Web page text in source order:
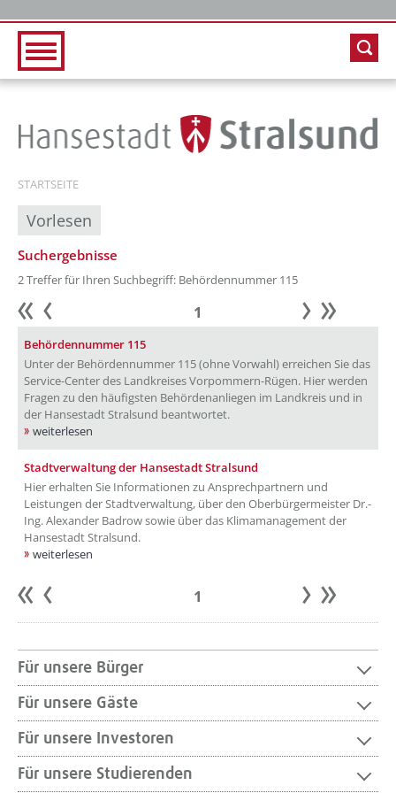
STARTSEITE
Vorlesen
Suchergebnisse
2 Treffer für Ihren Suchbegriff: Behördennummer 115
Anfang 1 weiter
Behördennummer 115
Unter der Behördennummer 115 (ohne Vorwahl) erreichen Sie das
Service-Center des Landkreises Vorpommern-Rügen. Hier werden
Fragen zu den häufigsten Behördenanliegen im Landkreis und in
der Hansestadt Stralsund beantwortet.
weiterlesen
Stadtverwaltung der Hansestadt Stralsund
Hier erhalten Sie Informationen zu Ansprechpartnern und
Leistungen der Stadtverwaltung, über den Oberbürgermeister Dr.-
Ing. Alexander Badrow sowie über das Klimamanagement der
Hansestadt Stralsund.
weiterlesen
Anfang 1 weiter
Für unsere Bürger
Für unsere Gäste
Für unsere Investoren
Für unsere Studierenden